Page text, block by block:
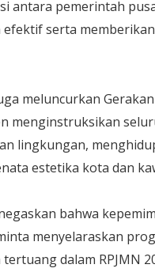
antara pemerintah
serta
meluncurkan
menginstruksikan
lingkungan,
estetika kota dan
bahwa
menyelaraskan
dalam RPJMN